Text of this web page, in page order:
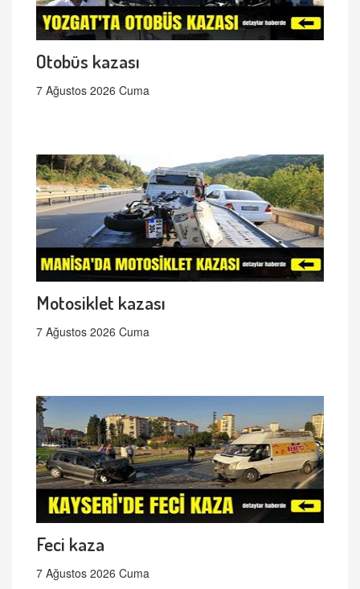
Otobüs kazası
7 Ağustos 2026 Cuma
Motosiklet kazası
7 Ağustos 2026 Cuma
Feci kaza
7 Ağustos 2026 Cuma